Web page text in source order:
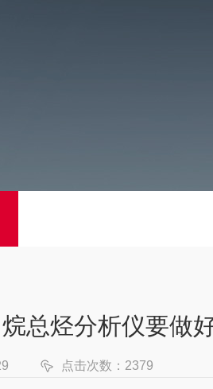
总烃分析仪要做
点击次数：2379